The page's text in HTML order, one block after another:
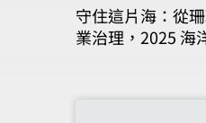
守住這片海：從
業治理，2025 海